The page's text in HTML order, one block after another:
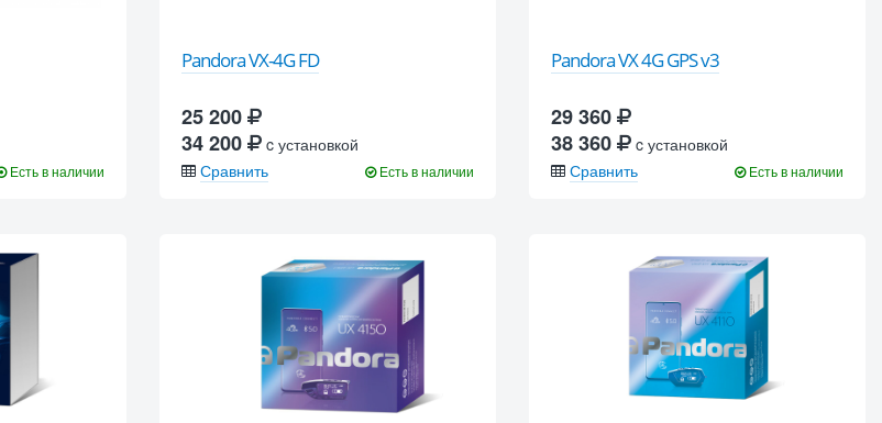
Есть в наличии
Pandora VX-4G FD
25 200
34 200
c установкой
Сравнить
Есть в наличии
Pandora VX 4G GPS v3
29 360
38 360
c установкой
Сравнить
Есть в наличии